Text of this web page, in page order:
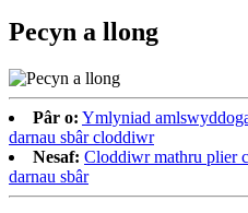
Pecyn a llong
Pâr o: Ymlyniad
darnau sbâr cloddiwr
Nesaf: Cloddiwr mathru plier
darnau sbâr